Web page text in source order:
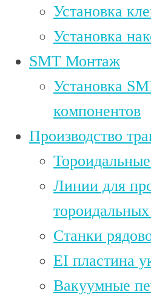
Установка
Установка
SMT Монтаж
Установка
компонентов
Производство
Линии для
Станки
EI пластина
Вакуумные